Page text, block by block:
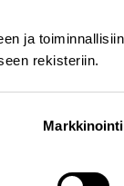
ja toiminnallisiin
rekisteriin.
Markkinointi